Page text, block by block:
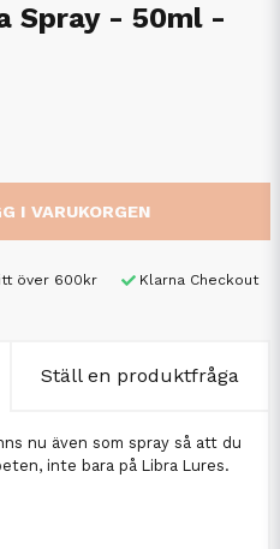
Spray - 50ml -
I VARUKORGEN
över 600kr Klarna Checkout
Ställ en produktfråga
nu även som spray så att du
inte bara på Libra Lures.